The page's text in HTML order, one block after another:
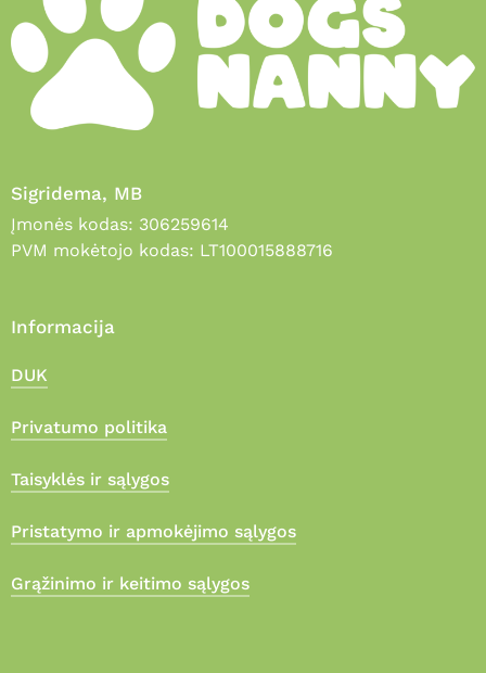
Sigridema, MB
Įmonės kodas: 306259614
PVM mokėtojo kodas: LT100015888716
Informacija
DUK
Privatumo politika
Taisyklės ir sąlygos
Pristatymo ir apmokėjimo sąlygos
Grąžinimo ir keitimo sąlygos